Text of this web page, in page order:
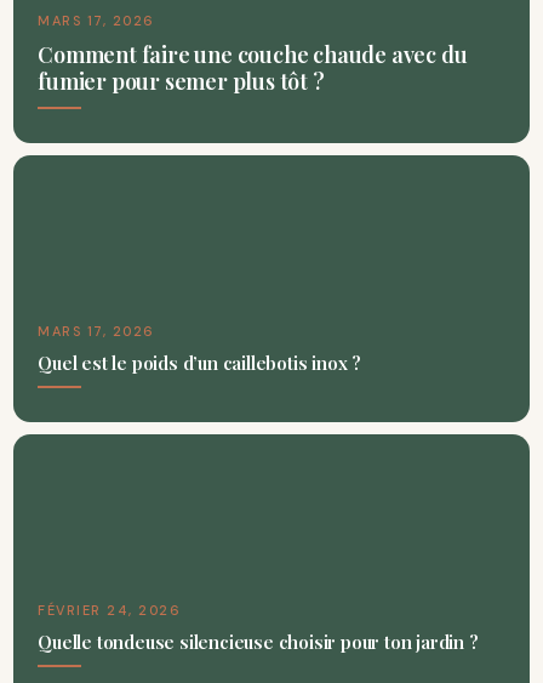
MARS 17, 2026
Comment faire une couche chaude avec du
fumier pour semer plus tôt ?
MARS 17, 2026
Quel est le poids d’un caillebotis inox ?
FÉVRIER 24, 2026
Quelle tondeuse silencieuse choisir pour ton jardin ?